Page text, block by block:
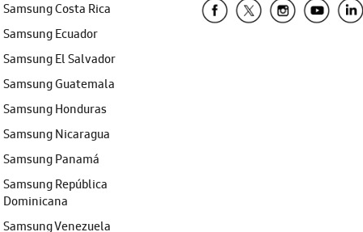
Samsung Costa Rica
Samsung Ecuador
Samsung El Salvador
Samsung Guatemala
Samsung Honduras
Samsung Nicaragua
Samsung Panamá
Samsung República
Dominicana
Samsung Venezuela